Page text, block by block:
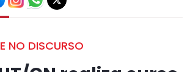
NO DISCURSO